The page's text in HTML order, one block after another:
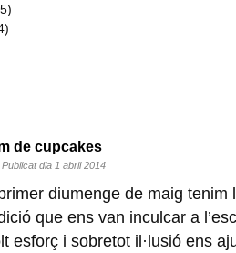
de cupcakes
Publicat dia 1 abril 2014
diumenge de maig tenim
que ens van inculcar a
esforç i sobretot il·lusió ens